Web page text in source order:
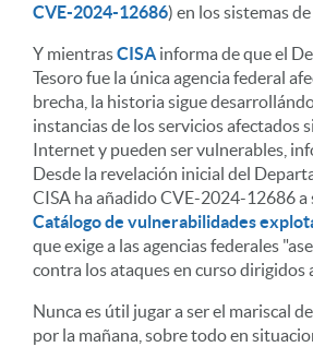
CVE-2024-12686) en los sistemas
Y mientrasCISA informa de que el
Tesoro fue la única agencia federal
brecha, la historia sigue
instancias de los servicios afectados
Internet y pueden ser vulnerables,
Desde la revelación inicial del
CISA ha añadido CVE-2024-12686 a
Catálogo de vulnerabilidades
que exige a las agencias federales
contra los ataques en curso dirigidos
Nunca es útil jugar a ser el mariscal
por la mañana, sobre todo en